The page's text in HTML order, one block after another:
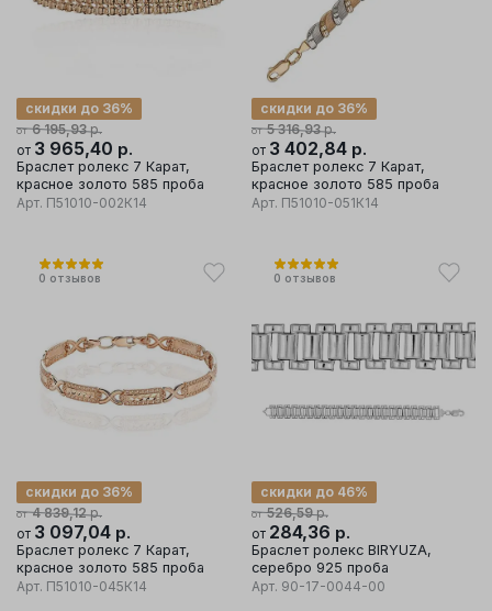
от 6 195,93р.
скидки до 36%
от 3 965,40 р.
Браслет ролекс 7 Карат,
красное золото 585 проба
Арт. П51010-002К14
от 5 316,93р.
скидки до 36%
от 3 402,84 р.
Браслет ролекс 7 Карат,
красное золото 585 проба
Арт. П51010-051К14
0 отзывов
от 4 839,12р.
скидки до 36%
от 3 097,04 р.
Браслет ролекс 7 Карат,
красное золото 585 проба
Арт. П51010-045К14
0 отзывов
от 526,59р.
скидки до 46%
от 284,36 р.
Браслет ролекс BIRYUZA,
серебро 925 проба
Арт. 90-17-0044-00